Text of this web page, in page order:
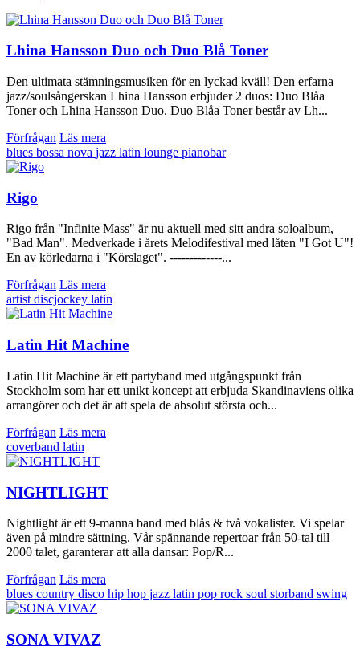
Lhina Hansson Duo och Duo Blå Toner
Den ultimata stämningsmusiken för en lyckad kväll! Den erfarna
jazz/soulsångerskan Lhina Hansson erbjuder 2 duos: Duo Blåa
Toner och Lhina Hansson Duo. Duo Blåa Toner består av Lh...
Förfrågan Läs mera
blues bossa nova jazz latin lounge pianobar
Rigo
Rigo från "Infinite Mass" är nu aktuell med sitt andra soloalbum,
"Bad Man". Medverkade i årets Melodifestival med låten "I Got U"!
En av körledarna i "Körslaget". -------------...
Förfrågan Läs mera
artistdiscjockey latin
Latin Hit Machine
Latin Hit Machine är ett partyband med utgångspunkt från
Stockholm som har ett unikt koncept att erbjuda Skandinaviens olika
arrangörer och det är att spela de absolut största och...
Förfrågan Läs mera
coverband latin
NIGHTLIGHT
Nightlight är ett 9-manna band med blås & två vokalister. Vi spelar
även på mindre sättning. Vår spännande repertoar från 50-tal till
2000 talet, garanterar att alla dansar: Pop/R...
Förfrågan Läs mera
blues country disco hip hop jazz latin pop rock soul storband swing
SONA VIVAZ